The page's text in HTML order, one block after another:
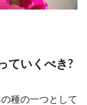
ていくべき?
種の一つとして